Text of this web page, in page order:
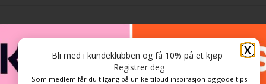
X
Bli med i kundeklubben og få 10% på et kjøp
Registrer deg
Som medlem får du tilgang på unike tilbud inspirasjon og gode tips